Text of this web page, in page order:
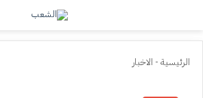
الرئيسية - الاخبار